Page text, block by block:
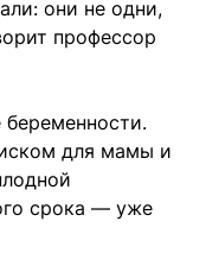
они не одни,
профессор
для мамы и
срока — уже